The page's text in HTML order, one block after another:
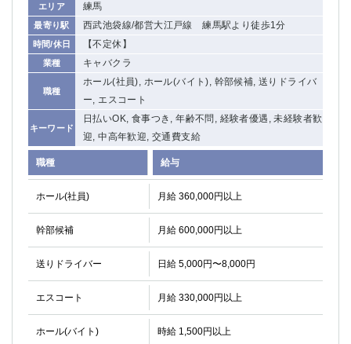
エリア 練馬
最寄り駅 西武池袋線/都営大江戸線 練馬駅より徒歩1分
時間/休日 【不定休】
業種 キャバクラ
職種
ホール(社員), ホール(バイト), 幹部候補, 送りドライバ
ー, エスコート
キーワード
日払いOK, 食事つき, 年齢不問, 経験者優遇, 未経験者歓
迎, 中高年歓迎, 交通費支給
職種 給与
ホール(社員) 月給 360,000円以上
幹部候補 月給 600,000円以上
送りドライバー 日給 5,000円〜8,000円
エスコート 月給 330,000円以上
ホール(バイト) 時給 1,500円以上
栃木県
宇都宮
東武宇都宮（宇都宮西口）
土浦 ひたち野うしく
群馬県
高崎 館林
該当求人 0